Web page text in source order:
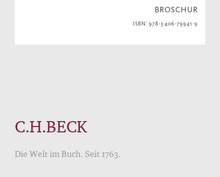
BROSCHUR
ISBN: 978-3-406-79941-9
C.H.BECK
Die Welt im Buch. Seit 1763.